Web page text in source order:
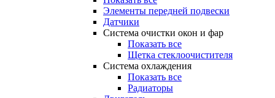
Элементы передней подвески
Датчики
Система очистки окон и фар
Показать все
Щетка стеклоочистителя
Система охлаждения
Показать все
Радиаторы